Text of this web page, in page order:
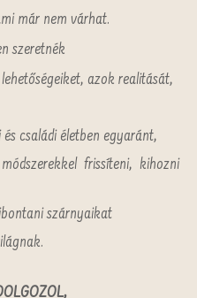
már nem várhat.
szeretnék
azok realitását,
családi életben egyaránt,
frissíteni, kihozni
szárnyaikat